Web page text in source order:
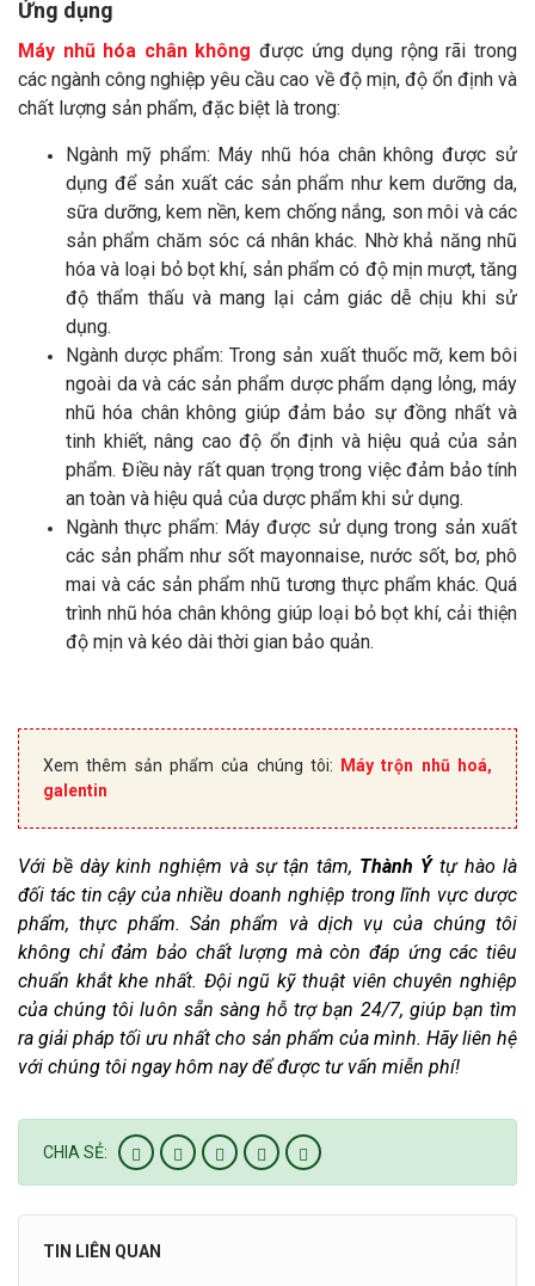
Ứng dụng
Máy nhũ hóa chân không được ứng dụng rộng rãi trong
các ngành công nghiệp yêu cầu cao về độ mịn, độ ổn định và
chất lượng sản phẩm, đặc biệt là trong:
Ngành mỹ phẩm: Máy nhũ hóa chân không được sử
dụng để sản xuất các sản phẩm như kem dưỡng da,
sữa dưỡng, kem nền, kem chống nắng, son môi và các
sản phẩm chăm sóc cá nhân khác. Nhờ khả năng nhũ
hóa và loại bỏ bọt khí, sản phẩm có độ mịn mượt, tăng
độ thẩm thấu và mang lại cảm giác dễ chịu khi sử
dụng.
Ngành dược phẩm: Trong sản xuất thuốc mỡ, kem bôi
ngoài da và các sản phẩm dược phẩm dạng lỏng, máy
nhũ hóa chân không giúp đảm bảo sự đồng nhất và
tinh khiết, nâng cao độ ổn định và hiệu quả của sản
phẩm. Điều này rất quan trọng trong việc đảm bảo tính
an toàn và hiệu quả của dược phẩm khi sử dụng.
Ngành thực phẩm: Máy được sử dụng trong sản xuất
các sản phẩm như sốt mayonnaise, nước sốt, bơ, phô
mai và các sản phẩm nhũ tương thực phẩm khác. Quá
trình nhũ hóa chân không giúp loại bỏ bọt khí, cải thiện
độ mịn và kéo dài thời gian bảo quản.
Xem thêm sản phẩm của chúng tôi:
Máy trộn nhũ hoá,
galentin
Với bề dày kinh nghiệm và sự tận tâm, Thành Ýtự hào là
đối tác tin cậy của nhiều doanh nghiệp trong lĩnh vực dược
phẩm, thực phẩm. Sản phẩm và dịch vụ của chúng tôi
không chỉ đảm bảo chất lượng mà còn đáp ứng các tiêu
chuẩn khắt khe nhất. Đội ngũ kỹ thuật viên chuyên nghiệp
của chúng tôi luôn sẵn sàng hỗ trợ bạn 24/7, giúp bạn tìm
ra giải pháp tối ưu nhất cho sản phẩm của mình. Hãy liên hệ
với chúng tôi ngay hôm nay để được tư vấn miễn phí!
CHIA SẺ:
TIN LIÊN QUAN